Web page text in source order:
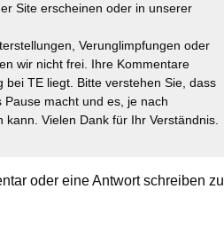
Site erscheinen oder in unserer
Verunglimpfungen oder
wir nicht frei. Ihre Kommentare
TE liegt. Bitte verstehen Sie, dass
macht und es, je nach
Vielen Dank für Ihr Verständnis.
oder eine Antwort schreiben zu